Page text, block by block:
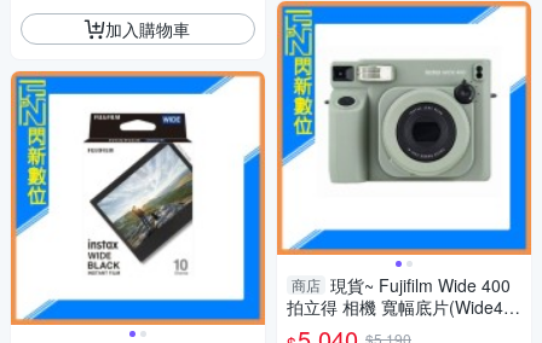
加入購物車
商店 現貨~ Fujifilm Wide 400
拍立得 相機 寬幅底片(Wide40
0,公司貨)